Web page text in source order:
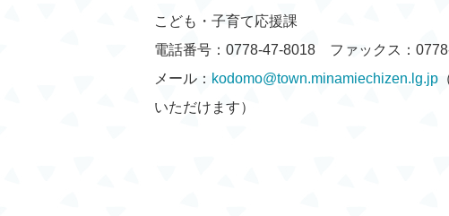
こども・子育て応援課
電話番号：0778-47-8018 ファックス：
メール： kodomo@town.minamiechizen.lg.jp
いただけます）